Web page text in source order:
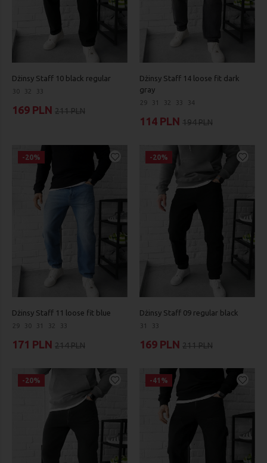
Dżinsy Staff 10 black regular
30 32 33
169 PLN 211 PLN
Dżinsy Staff 14 loose fit dark
gray
29 31 32 33 34
114 PLN 194 PLN
-20%
Dżinsy Staff 11 loose fit blue
29 30 31 32 33
171 PLN 214 PLN
-20%
Dżinsy Staff 09 regular black
31 33
169 PLN 211 PLN
-20% -41%